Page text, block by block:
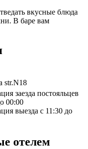
вкусные блюда
В баре вам
str.N18
заезда постояльцев
00:00
выезда с 11:30 до
отелем